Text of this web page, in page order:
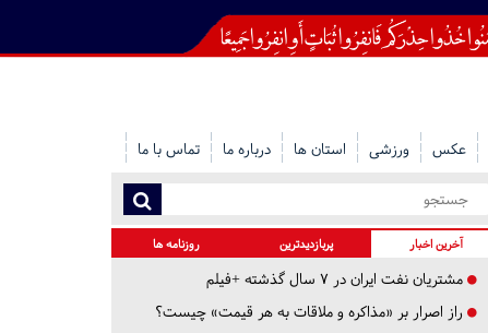
عکس ورزشی استان ها درباره ما تماس با ما
آخرین اخبار پربازدیدترین روزنامه ها
مشتریان نفت ایران در ۷ سال گذشته +فیلم
راز اصرار بر «مذاکره و ملاقات به هر قیمت» چیست؟